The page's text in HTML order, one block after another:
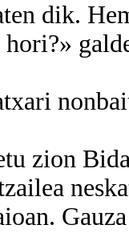
dik.
nonbait
zion